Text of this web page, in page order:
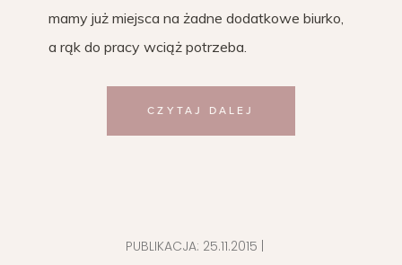
mamy już miejsca na żadne dodatkowe biurko,
a rąk do pracy wciąż potrzeba.
CZYTAJ DALEJ
PUBLIKACJA: 25.11.2015